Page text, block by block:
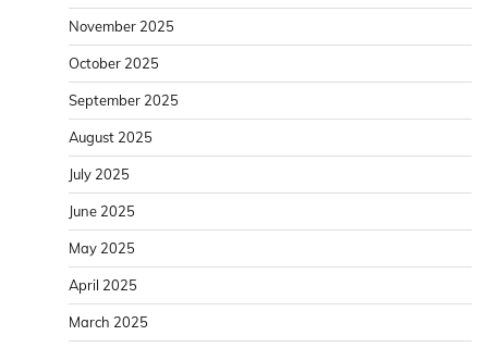
November 2025
October 2025
September 2025
August 2025
July 2025
June 2025
May 2025
April 2025
March 2025